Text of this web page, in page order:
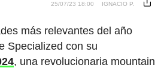
25/07/23 18:00 IGNACIO P.
más relevantes del año
Specialized con su
, una revolucionaria mountain